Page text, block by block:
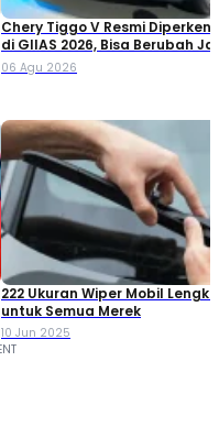
Chery Tiggo V Resmi
di GIIAS 2026, Bisa Berubah
Double Cabin
06 Agu 2026
222 Ukuran Wiper Mobil
untuk Semua Merek
10 Jun 2025